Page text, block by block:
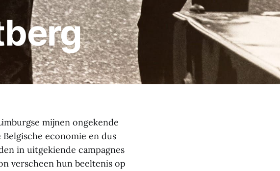
mijnen ongekende
economie en dus
in uitgekiende campagnes
verscheen hun beeltenis op